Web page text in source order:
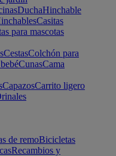
DuchaHinchable
Casitas
para mascotas
CestasColchón para
CunasCama
CapazosCarrito ligero
de remoBicicletas
Recambios y